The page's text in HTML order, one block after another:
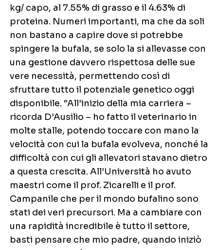
kg/ capo, al 7.55% di grasso e il 4.63% di
proteina. Numeri importanti, ma che da soli
non bastano a capire dove si potrebbe
spingere la bufala, se solo la si allevasse con
una gestione davvero rispettosa delle sue
vere necessità, permettendo così di
sfruttare tutto il potenziale genetico oggi
disponibile. “All’inizio della mia carriera –
ricorda D’Ausilio – ho fatto il veterinario in
molte stalle, potendo toccare con mano la
velocità con cui la bufala evolveva, nonché la
difficoltà con cui gli allevatori stavano dietro
a questa crescita. All’Università ho avuto
maestri come il prof. Zicarelli e il prof.
Campanile che per il mondo bufalino sono
stati dei veri precursori. Ma a cambiare con
una rapidità incredibile è tutto il settore,
basti pensare che mio padre, quando iniziò